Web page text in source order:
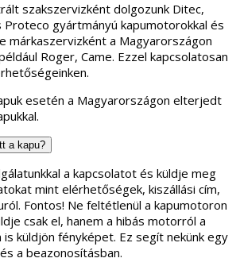
szakszervizként dolgozunk Ditec,
Proteco gyártmányú kapumotorokkal és
márkaszervizként a Magyarországon
Roger, Came. Ezzel kapcsolatosan
esetén a Magyarországon elterjedt
a kapu?
a kapcsolatot és küldje meg
mint elérhetőségek, kiszállási cím,
Fontos! Ne feltétlenül a kapumotoron
csak el, hanem a hibás motorról a
is küldjön fényképet. Ez segít nekünk egy
a beazonosításban.